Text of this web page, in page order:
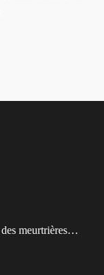
des meurtrières…